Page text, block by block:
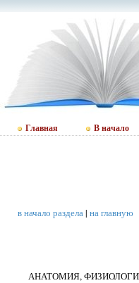
Главная В начало
в начало раздела| на главную
АНАТОМИЯ,